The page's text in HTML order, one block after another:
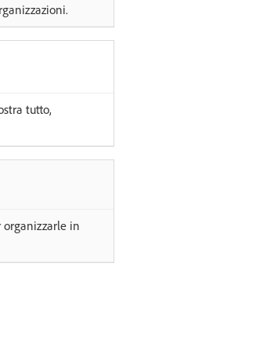
tutto,
in